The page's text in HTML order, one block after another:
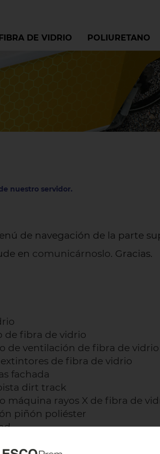
DE VIDRIO POLIURETANO
nuestro servidor.
de navegación de la parte
en comunicárnoslo. Gracias.
de fibra de vidrio
de ventilación de fibra de vidrio
de fibra de vidrio
fachada
dirt track
máquina rayos X de fibra de
piñón poliéster